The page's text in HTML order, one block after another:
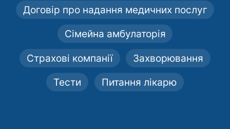
Договір про надання медичних послуг
Сімейна амбулаторія
Страхові компанії Захворювання
Тести Питання лікарю